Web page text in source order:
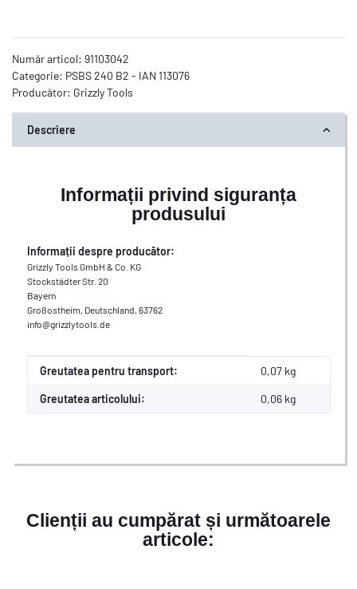
Număr articol: 91103042
Categorie: PSBS 240 B2 - IAN 113076
Producător: Grizzly Tools
Descriere
Informații privind siguranța
produsului
Informații despre producător:
Grizzly Tools GmbH & Co. KG
Stockstädter Str. 20
Bayern
Großostheim, Deutschland, 63762
info@grizzlytools.de
#productDetails.itemInformation#
#productDetails.itemValue#
Greutatea pentru transport: 0,07 kg
Greutatea articolului: 0,06 kg
Clienții au cumpărat și următoarele
articole: